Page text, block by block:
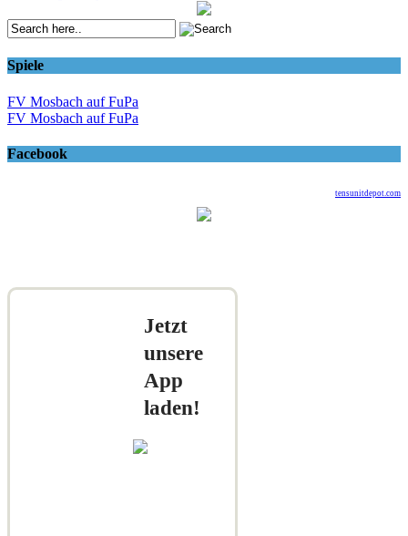
Spiele
FV Mosbach auf FuPa
FV Mosbach auf FuPa
Facebook
tensunitdepot.com
Jetzt
unsere
App
laden!